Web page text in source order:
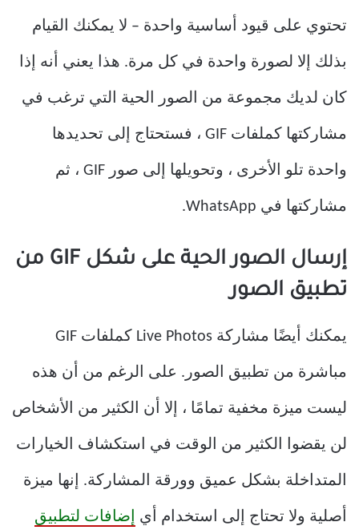
تحتوي على قيود أساسية واحدة – لا يمكنك القيام
بذلك إلا لصورة واحدة في كل مرة. هذا يعني أنه إذا
كان لديك مجموعة من الصور الحية التي ترغب في
مشاركتها كملفات GIF ، فستحتاج إلى تحديدها
واحدة تلو الأخرى ، وتحويلها إلى صور GIF ، ثم
مشاركتها في WhatsApp.
إرسال الصور الحية على شكل GIF من
تطبيق الصور
يمكنك أيضًا مشاركة Live Photos كملفات GIF
مباشرة من تطبيق الصور. على الرغم من أن هذه
ليست ميزة مخفية تمامًا ، إلا أن الكثير من الأشخاص
لن يقضوا الكثير من الوقت في استكشاف الخيارات
المتداخلة بشكل عميق وورقة المشاركة. إنها ميزة
أصلية ولا تحتاج إلى استخدام أي إضافات لتطبيق